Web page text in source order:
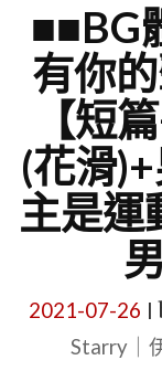
■■BG
有你
【短
(花滑
主是運
2021-07-26
Starry｜